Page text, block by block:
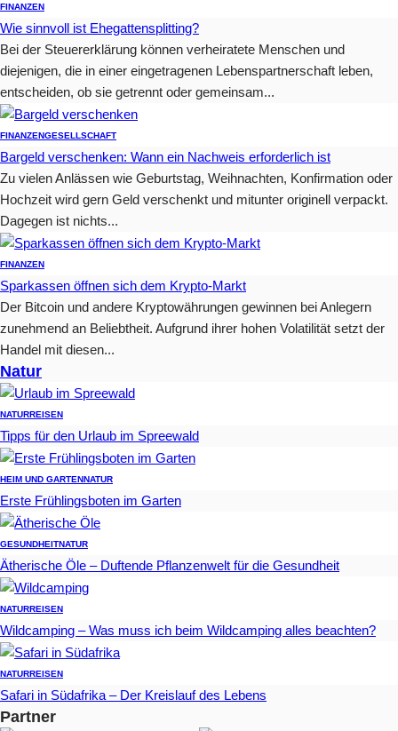
FINANZEN
Wie sinnvoll ist Ehegattensplitting?
Bei der Steuererklärung können verheiratete Menschen und
diejenigen, die in einer eingetragenen Lebenspartnerschaft leben,
entscheiden, ob sie getrennt oder gemeinsam...
FINANZENGESELLSCHAFT
Bargeld verschenken: Wann ein Nachweis erforderlich ist
Zu vielen Anlässen wie Geburtstag, Weihnachten, Konfirmation oder
Hochzeit wird gern Geld verschenkt und mitunter originell verpackt.
Dagegen ist nichts...
FINANZEN
Sparkassen öffnen sich dem Krypto-Markt
Der Bitcoin und andere Kryptowährungen gewinnen bei Anlegern
zunehmend an Beliebtheit. Aufgrund ihrer hohen Volatilität setzt der
Handel mit diesen...
Natur
NATURREISEN
Tipps für den Urlaub im Spreewald
HEIM UND GARTENNATUR
Erste Frühlingsboten im Garten
GESUNDHEITNATUR
Ätherische Öle – Duftende Pflanzenwelt für die Gesundheit
NATURREISEN
Wildcamping – Was muss ich beim Wildcamping alles beachten?
NATURREISEN
Safari in Südafrika – Der Kreislauf des Lebens
Partner